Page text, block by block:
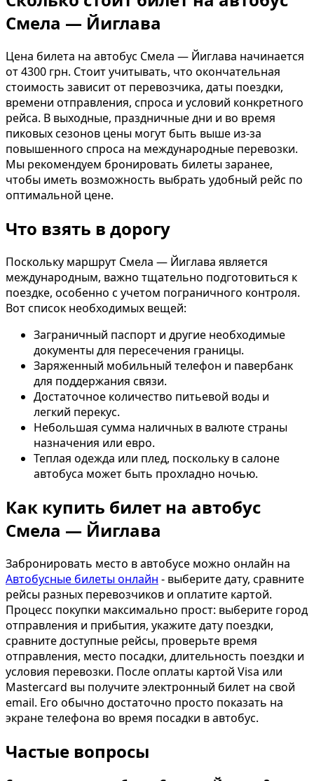
Смела — Йиглава
Цена билета на автобус Смела — Йиглава начинается
от 4300 грн. Стоит учитывать, что окончательная
стоимость зависит от перевозчика, даты поездки,
времени отправления, спроса и условий конкретного
рейса. В выходные, праздничные дни и во время
пиковых сезонов цены могут быть выше из-за
повышенного спроса на международные перевозки.
Мы рекомендуем бронировать билеты заранее,
чтобы иметь возможность выбрать удобный рейс по
оптимальной цене.
Что взять в дорогу
Поскольку маршрут Смела — Йиглава является
международным, важно тщательно подготовиться к
поездке, особенно с учетом пограничного контроля.
Вот список необходимых вещей:
Заграничный паспорт и другие необходимые
документы для пересечения границы.
Заряженный мобильный телефон и павербанк
для поддержания связи.
Достаточное количество питьевой воды и
легкий перекус.
Небольшая сумма наличных в валюте страны
назначения или евро.
Теплая одежда или плед, поскольку в салоне
автобуса может быть прохладно ночью.
Как купить билет на автобус
Смела — Йиглава
Забронировать место в автобусе можно онлайн на
Автобусные билеты онлайн - выберите дату, сравните
рейсы разных перевозчиков и оплатите картой.
Процесс покупки максимально прост: выберите город
отправления и прибытия, укажите дату поездки,
сравните доступные рейсы, проверьте время
отправления, место посадки, длительность поездки и
условия перевозки. После оплаты картой Visa или
Mastercard вы получите электронный билет на свой
email. Его обычно достаточно просто показать на
экране телефона во время посадки в автобус.
Частые вопросы